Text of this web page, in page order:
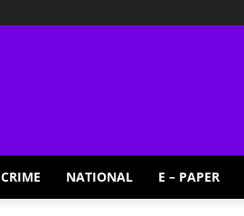
CRIME NATIONAL E – PAPER